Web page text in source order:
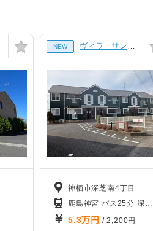
NEW ヴィラ サンライズ ドリームⅡ[2階]
神栖市深芝南4丁目
鹿島神宮 バス25分 深芝バス停から徒歩3分
5.3万円 / 2,200円